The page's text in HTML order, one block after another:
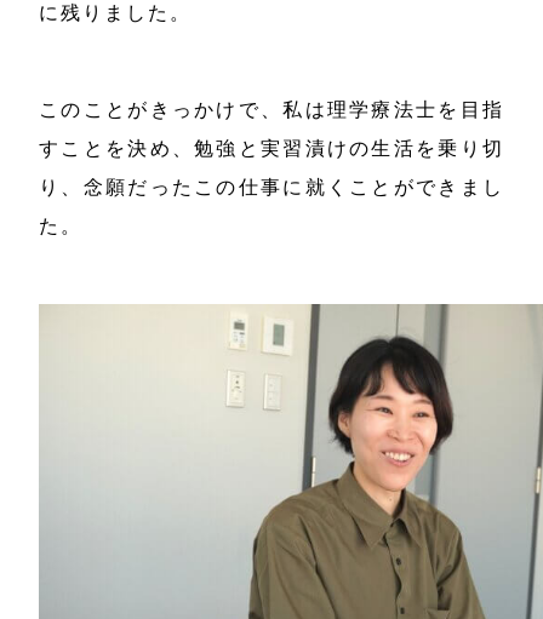
に残りました。
このことがきっかけで、私は理学療法士を目指
すことを決め、勉強と実習漬けの生活を乗り切
り、念願だったこの仕事に就くことができまし
た。